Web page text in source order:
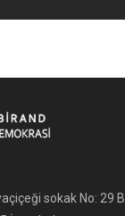
sokak No: 29